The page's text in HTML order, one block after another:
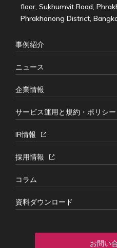
floor, Sukhumvit Road,
Phrakhanong District,
事例紹介
ニュース
企業情報
サービス運用と規約・ポリシー
IR情報
採用情報
コラム
資料ダウンロード
お問い